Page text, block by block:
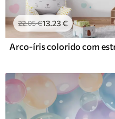
22.05€13.23€